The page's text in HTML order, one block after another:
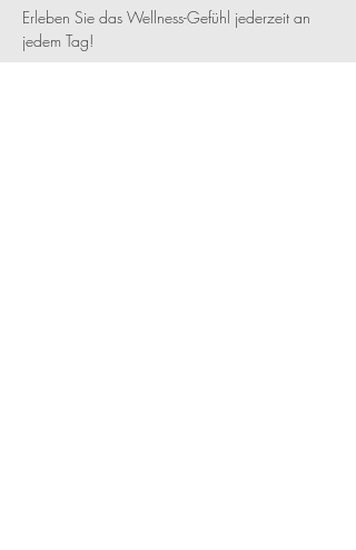
Erleben Sie das Wellness-Gefühl jederzeit an
jedem Tag!